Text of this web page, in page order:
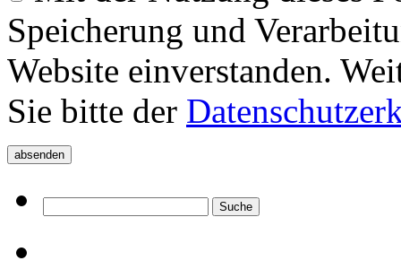
Speicherung und
Website einverstanden.
Sie bitte der